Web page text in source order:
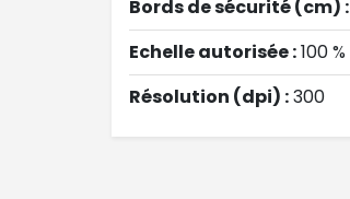
Bords de sécurité (cm) :
Echelle autorisée :100 %
Résolution (dpi) :300